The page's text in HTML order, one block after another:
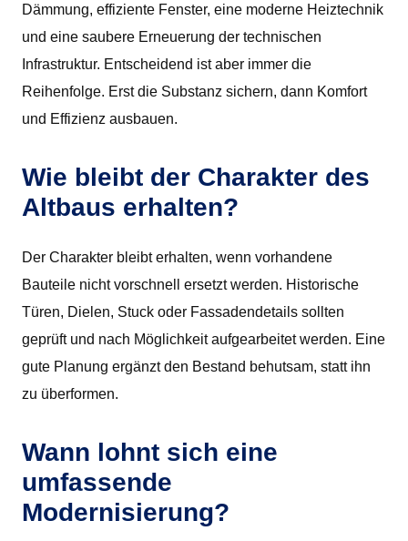
Dämmung, effiziente Fenster, eine moderne Heiztechnik
und eine saubere Erneuerung der technischen
Infrastruktur. Entscheidend ist aber immer die
Reihenfolge. Erst die Substanz sichern, dann Komfort
und Effizienz ausbauen.
Wie bleibt der Charakter des
Altbaus erhalten?
Der Charakter bleibt erhalten, wenn vorhandene
Bauteile nicht vorschnell ersetzt werden. Historische
Türen, Dielen, Stuck oder Fassadendetails sollten
geprüft und nach Möglichkeit aufgearbeitet werden. Eine
gute Planung ergänzt den Bestand behutsam, statt ihn
zu überformen.
Wann lohnt sich eine
umfassende
Modernisierung?